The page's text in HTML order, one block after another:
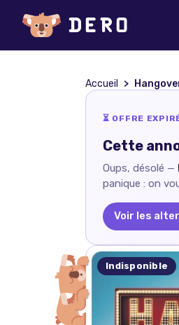
Accueil
⏳ OFFRE
Cette
Oups, désolé —
panique : on
Voir les
Indisponible